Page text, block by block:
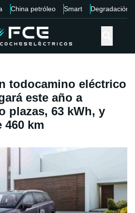
China petróleo Smart Degradación
todocamino eléctrico
este año a
plazas, 63 kWh, y
460 km